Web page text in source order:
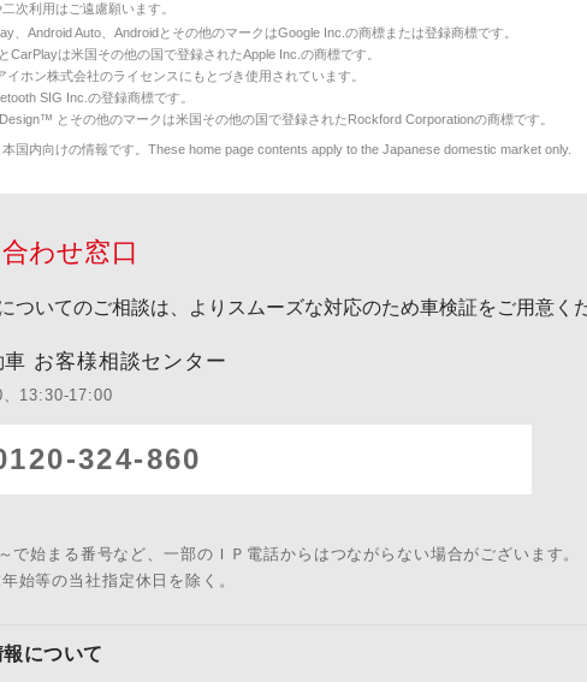
次利用はご遠慮願います。
、Android Auto、Androidとその他のマークはGoogle Inc.の商標または登録商標です。
CarPlayは米国その他の国で登録されたApple Inc.の商標です。
イホン株式会社のライセンスにもとづき使用されています。
SIG Inc.の登録商標です。
とその他のマークは米国その他の国で登録されたRockford Corporationの商標です。
国内向けの情報です。These home page contents apply to the Japanese domestic market only.
わせ窓口
ついてのご相談は、よりスムーズな対応のため車検証をご用意く
お客様相談センター
13:30-17:00
324-860
で始まる番号など、一部のＩＰ電話からはつながらない場合がございます。
始等の当社指定休日を除く。
について